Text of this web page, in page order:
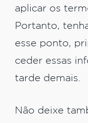
aplicar os
Portanto,
esse ponto,
ceder essas
tarde demais.
Não deixe